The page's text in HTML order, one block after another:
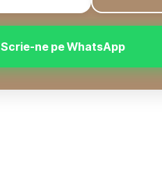
Scrie-ne pe WhatsApp